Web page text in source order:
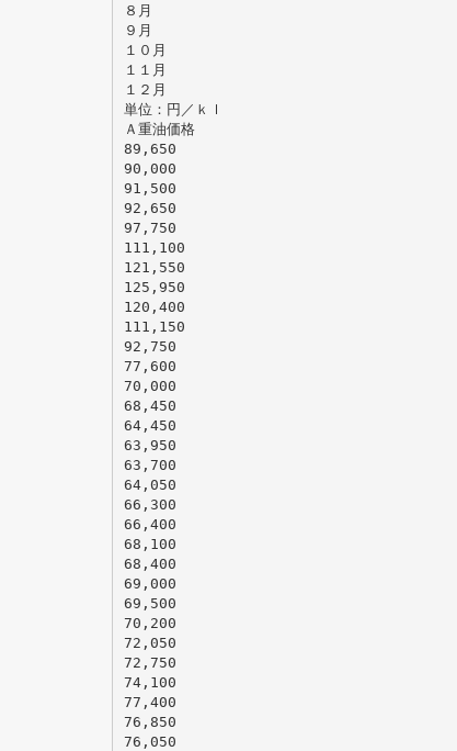
８月
９月
１０月
１１月
１２月
単位：円／ｋｌ
Ａ重油価格
89,650
90,000
91,500
92,650
97,750
111,100
121,550
125,950
120,400
111,150
92,750
77,600
70,000
68,450
64,450
63,950
63,700
64,050
66,300
66,400
68,100
68,400
69,000
69,500
70,200
72,050
72,750
74,100
77,400
76,850
76,050